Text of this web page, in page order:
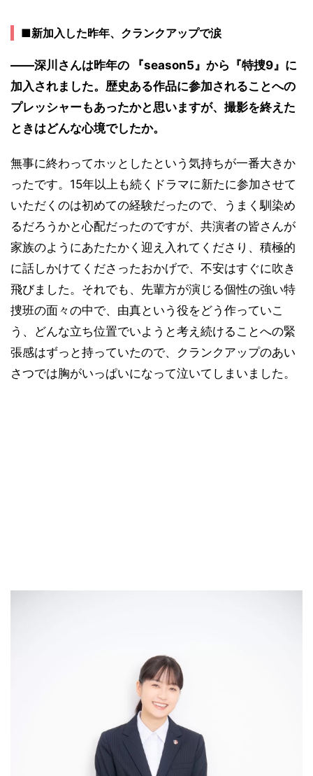
■新加入した昨年、クランクアップで涙
――深川さんは昨年の 『season5』から『特捜9』に
加入されました。歴史ある作品に参加されることへの
プレッシャーもあったかと思いますが、撮影を終えた
ときはどんな心境でしたか。
無事に終わってホッとしたという気持ちが一番大きか
ったです。15年以上も続くドラマに新たに参加させて
いただくのは初めての経験だったので、うまく馴染め
るだろうかと心配だったのですが、共演者の皆さんが
家族のようにあたたかく迎え入れてくださり、積極的
に話しかけてくださったおかげで、不安はすぐに吹き
飛びました。それでも、先輩方が演じる個性の強い特
捜班の面々の中で、由真という役をどう作っていこ
う、どんな立ち位置でいようと考え続けることへの緊
張感はずっと持っていたので、クランクアップのあい
さつでは胸がいっぱいになって泣いてしまいました。